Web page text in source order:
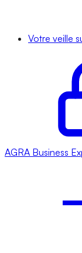
Votre veille
AGRA Business